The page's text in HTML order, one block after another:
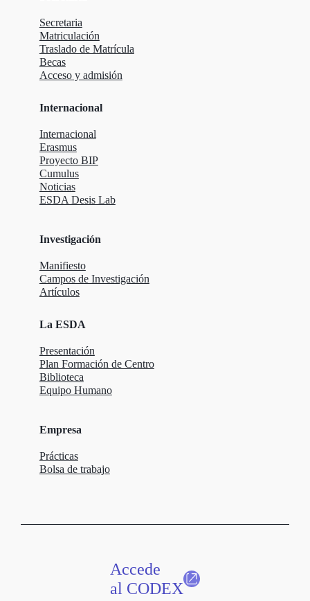
Secretaria
Matriculación
Traslado de Matrícula
Becas
Acceso y admisión
Internacional
Internacional
Erasmus
Proyecto BIP
Cumulus
Noticias
ESDA Desis Lab
Investigación
Manifiesto
Campos de Investigación
Artículos
La ESDA
Presentación
Plan Formación de Centro
Biblioteca
Equipo Humano
Empresa
Prácticas
Bolsa de trabajo
Accede
al CODEX